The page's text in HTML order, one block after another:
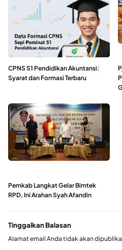
CPNS S1 Pendidikan Akuntansi:
Syarat dan Formasi Terbaru
Pemkab Langkat Gelar Bimtek
RPD, Ini Arahan Syah Afandin
Tinggalkan Balasan
Alamat email Anda tidak akan